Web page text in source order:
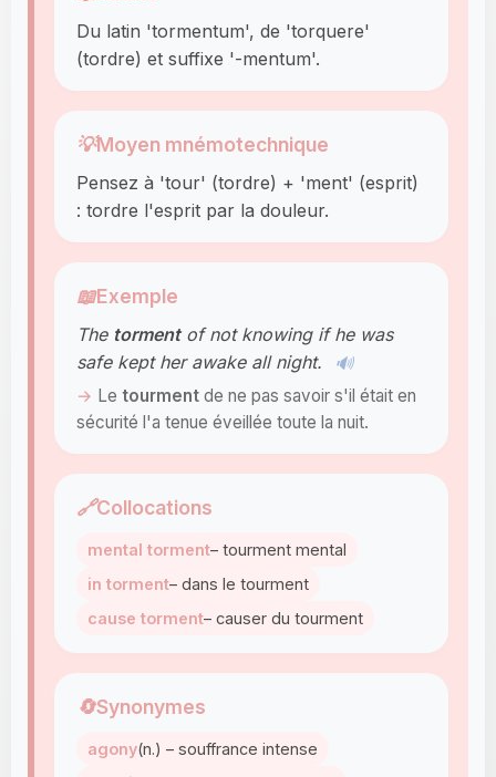
Du latin 'tormentum', de 'torquere'
(tordre) et suffixe '-mentum'.
💡Moyen mnémotechnique
Pensez à 'tour' (tordre) + 'ment' (esprit)
: tordre l'esprit par la douleur.
📖Exemple
The tormentof not knowing if he was
safe kept her awake all night.
🔊
Le tourment de ne pas savoir s'il était en
sécurité l'a tenue éveillée toute la nuit.
🔗Collocations
mental torment– tourment mental
in torment– dans le tourment
cause torment– causer du tourment
🔄Synonymes
agony(n.) – souffrance intense